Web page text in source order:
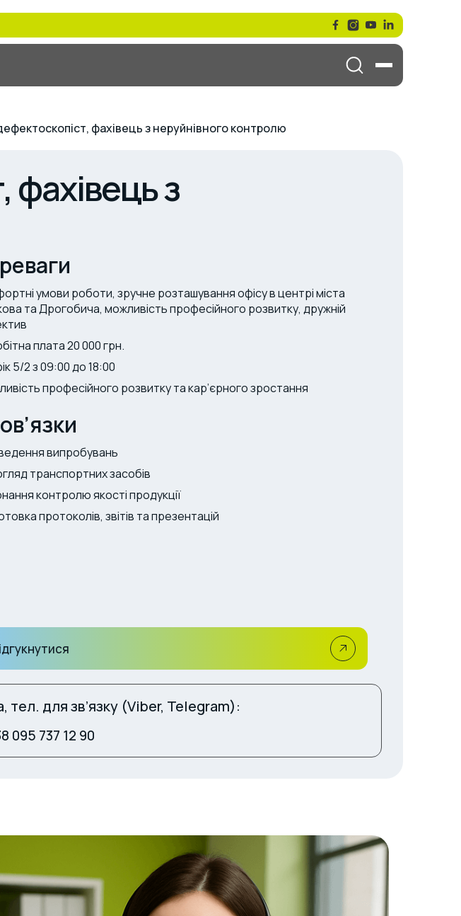
фахівець з неруйнівного контролю
фахівець з
умови роботи, зручне розташування офісу в центрі міста
та Дрогобича, можливість професійного розвитку, дружній
плата 20 000 грн.
5/2 з 09:00 до 18:00
професійного розвитку та кар’єрного зростання
випробувань
транспортних засобів
контролю якості продукції
протоколів, звітів та презентацій
тел. для зв’язку (Viber, Telegram):
095 737 12 90